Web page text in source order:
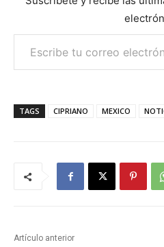
Escribe tu correo electrónico…
TAGS CIPRIANO MEXICO
Artículo anterior